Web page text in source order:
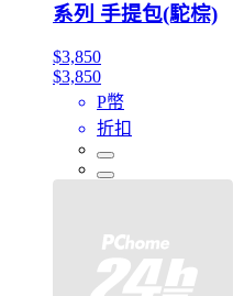
系列 手提包(駝棕)
$3,850
$3,850
P幣
折扣